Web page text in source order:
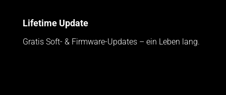
Lifetime Update
Gratis Soft- & Firmware-Updates – ein Leben lang.